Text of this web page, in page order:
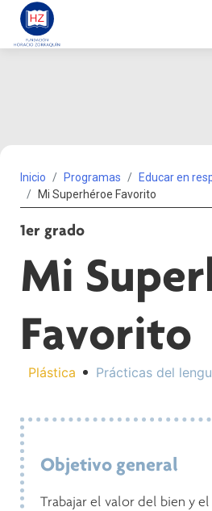
Inicio Programas Educar en
Mi Superhéroe Favorito
1er grado
Mi
Favorito
Plástica Prácticas del
Objetivo general
Trabajar el valor del bien y